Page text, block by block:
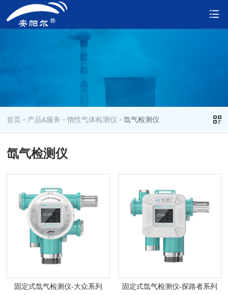
首页 - 产品&服务 -惰性气体检测仪 -氙气检测仪
氙气检测仪
固定式氙气检测仪-大众系列 固定式氙气检测仪-探路者系列